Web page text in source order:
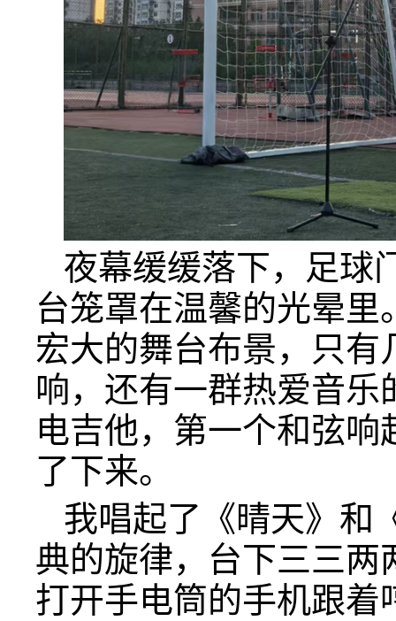
夜幕缓缓落下，足球
台笼罩在温馨的光晕
宏大的舞台布景，只
响，还有一群热爱音
电吉他，第一个和弦
了下来。
我唱起了《晴天》和
典的旋律，台下三三两
打开手电筒的手机跟着